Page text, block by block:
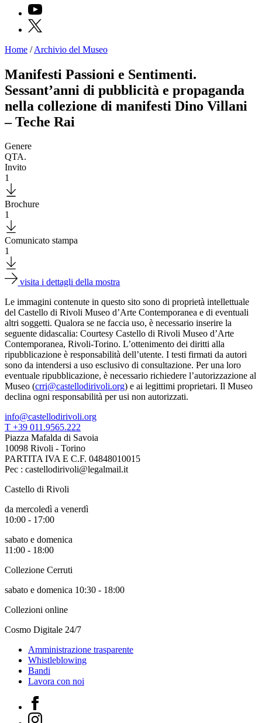
YouTube
X
Mostre
Eventi
Archivi
del
Museo
Cosmo
e
Ricerca
Visite
guidate
Progetto
Summer
School
Progetti
Speciali
EN
Ricerca
Storia
Sedi
Tutte
sedi
Edificio
Castello
Manica
Lunga
Villa
Cosmo
EN
Visita
Shop
Chi
Area
Media
Organizza
il
evento
Amministrazione
trasparente
Whistleblowing
Sostieni
il
EN
Home /Archivio del Museo
Manifesti Passioni e Sentimenti.
Sessant’anni di pubblicità e propaganda
nella collezione di manifesti Dino Villani
– Teche Rai
Genere
QTA.
Invito
1
Download
Brochure
1
Download
Comunicato stampa
1
Download
visita i dettagli della mostra
Le immagini contenute in questo sito sono di proprietà intellettuale
del Castello di Rivoli Museo d’Arte Contemporanea e di eventuali
altri soggetti. Qualora se ne faccia uso, è necessario inserire la
seguente didascalia: Courtesy Castello di Rivoli Museo d’Arte
Contemporanea, Rivoli-Torino. L’ottenimento dei diritti alla
ripubblicazione è responsabilità dell’utente. I testi firmati da autori
sono da intendersi a uso esclusivo di consultazione. Per una loro
eventuale ripubblicazione, è necessario richiedere l’autorizzazione al
Museo (crri@castellodirivoli.org) e ai legittimi proprietari. Il Museo
declina ogni responsabilità per usi non autorizzati.
info@castellodirivoli.org
T +39 011.9565.222
Piazza Mafalda di Savoia
10098 Rivoli - Torino
PARTITA IVA E C.F. 04848010015
Pec : castellodirivoli@legalmail.it
Castello di Rivoli
da mercoledì a venerdì
10:00 - 17:00
sabato e domenica
11:00 - 18:00
Collezione Cerruti
sabato e domenica 10:30 - 18:00
Collezioni online
Cosmo Digitale 24/7
Amministrazione trasparente
Whistleblowing
Bandi
Lavora con noi
Facebook
Instagram